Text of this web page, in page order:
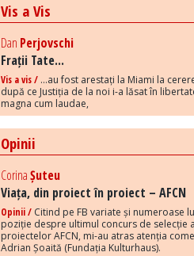
Vis a Vis
Dan Perjovschi
Frații Tate...
Vis a vis / ...au fost arestați la Miami la
după ce Justiția de la noi i-a lăsat în
magna cum laudae,
Opinii
CorinaȘuteu
Viața, din proiect în proiect – AFCN
Opinii / Citind pe FB variate și numeroase
poziție despre ultimul concurs de selecție a
proiectelor AFCN, mi-au atras atenția
Adrian Șoaită (Fundația Kulturhaus).